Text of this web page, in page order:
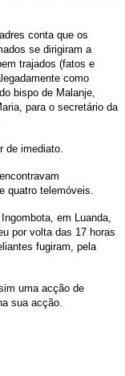
conta que os
se dirigiram a
trajados (fatos e
como
bispo de Malanje,
para o secretário da
imediato.
quatro telemóveis.
em Luanda,
por volta das 17 horas
fugiram, pela
uma acção de
sua acção.